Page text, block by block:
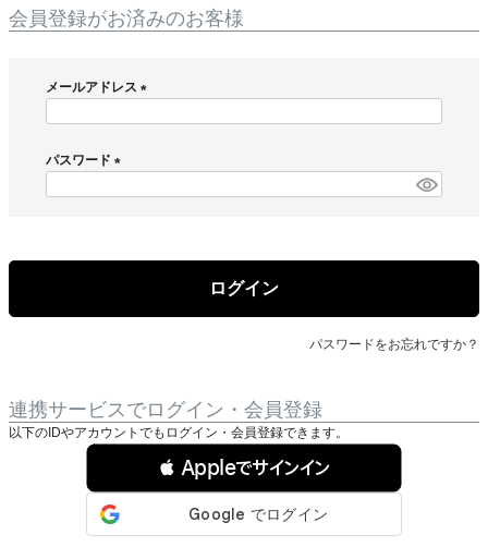
会員登録がお済みのお客様
メールアドレス
)
パスワード
ログイン
パスワードをお忘れですか？
連携サービスでログイン・会員登録
以下のIDやアカウントでもログイン・会員登録できます。
 Appleでサインイン